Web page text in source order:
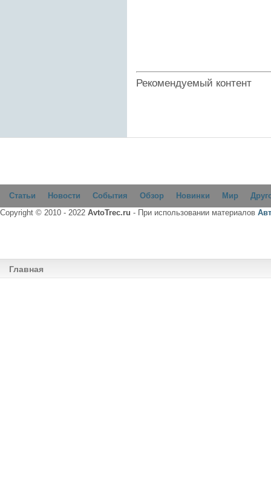
Рекомендуемый контент
Статьи Новости События Обзор Новинки Мир
Copyright © 2010 - 2022 AvtoTrec.ru - При использовании материалов
Главная